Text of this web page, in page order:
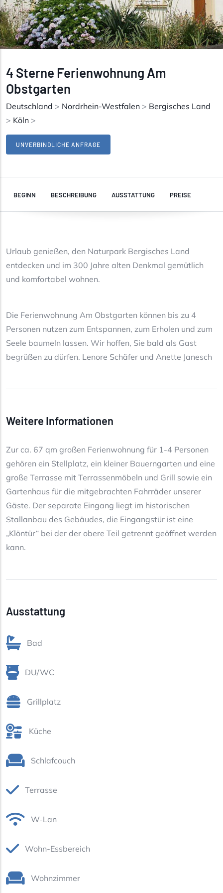
4 Sterne Ferienwohnung Am
Obstgarten
Deutschland > Nordrhein-Westfalen > Bergisches Land
> Köln >
UNVERBINDLICHE ANFRAGE
BEGINN BESCHREIBUNG AUSSTATTUNG PREISE
Urlaub genießen, den Naturpark Bergisches Land
entdecken und im 300 Jahre alten Denkmal gemütlich
und komfortabel wohnen.
Die Ferienwohnung Am Obstgarten können bis zu 4
Personen nutzen zum Entspannen, zum Erholen und zum
Seele baumeln lassen. Wir hoffen, Sie bald als Gast
begrüßen zu dürfen. Lenore Schäfer und Anette Janesch
Weitere Informationen
Zur ca. 67 qm großen Ferienwohnung für 1-4 Personen
gehören ein Stellplatz, ein kleiner Bauerngarten und eine
große Terrasse mit Terrassenmöbeln und Grill sowie ein
Gartenhaus für die mitgebrachten Fahrräder unserer
Gäste. Der separate Eingang liegt im historischen
Stallanbau des Gebäudes, die Eingangstür ist eine
„Klöntür“ bei der der obere Teil getrennt geöffnet werden
kann.
Ausstattung
Bad
DU/WC
Grillplatz
Küche
Schlafcouch
Terrasse
W-Lan
Wohn-Essbereich
Wohnzimmer